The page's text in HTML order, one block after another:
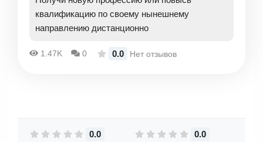
квалификацию по своему нынешнему
направлению дистанционно
1.47K 0 0.0 Нет отзывов
0.0 0.0